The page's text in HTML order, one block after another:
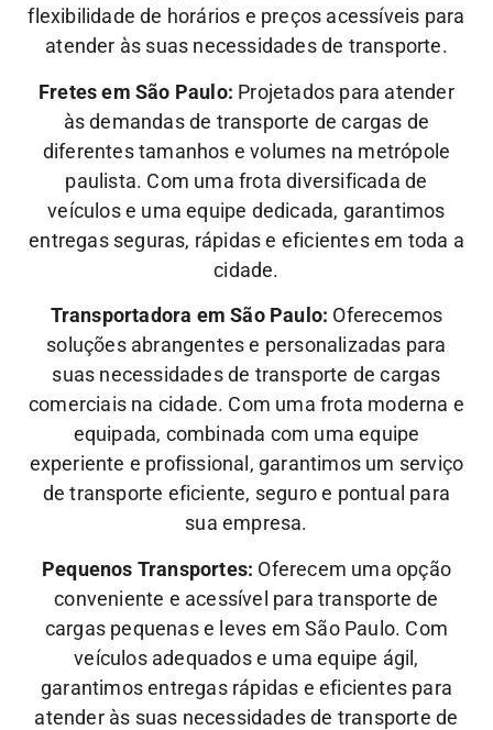
flexibilidade de horários e preços acessíveis para
atender às suas necessidades de transporte.
Fretes em São Paulo: Projetados para atender
às demandas de transporte de cargas de
diferentes tamanhos e volumes na metrópole
paulista. Com uma frota diversificada de
veículos e uma equipe dedicada, garantimos
entregas seguras, rápidas e eficientes em toda a
cidade.
Transportadora em São Paulo: Oferecemos
soluções abrangentes e personalizadas para
suas necessidades de transporte de cargas
comerciais na cidade. Com uma frota moderna e
equipada, combinada com uma equipe
experiente e profissional, garantimos um serviço
de transporte eficiente, seguro e pontual para
sua empresa.
Pequenos Transportes: Oferecem uma opção
conveniente e acessível para transporte de
cargas pequenas e leves em São Paulo. Com
veículos adequados e uma equipe ágil,
garantimos entregas rápidas e eficientes para
atender às suas necessidades de transporte de